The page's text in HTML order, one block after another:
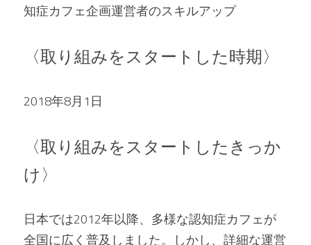
知症カフェ企画運営者のスキルアップ
〈取り組みをスタートした時期〉
2018年8月1日
〈取り組みをスタートしたきっか
け〉
日本では2012年以降、多様な認知症カフェが
全国に広く普及しました。しかし、詳細な運営